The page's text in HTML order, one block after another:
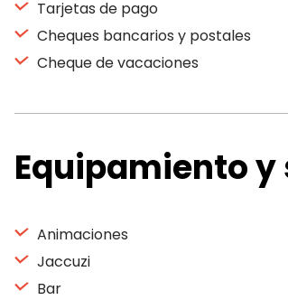
Tarjetas de pago
Cheques bancarios y postales
Cheque de vacaciones
Equipamiento
Animaciones
Jaccuzi
Bar